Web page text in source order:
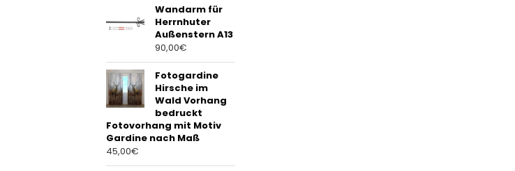
Wandarm für
Herrnhuter
Außenstern A13
90,00€
Fotogardine
Hirsche im
Wald Vorhang
bedruckt
Fotovorhang mit Motiv
Gardine nach Maß
45,00€